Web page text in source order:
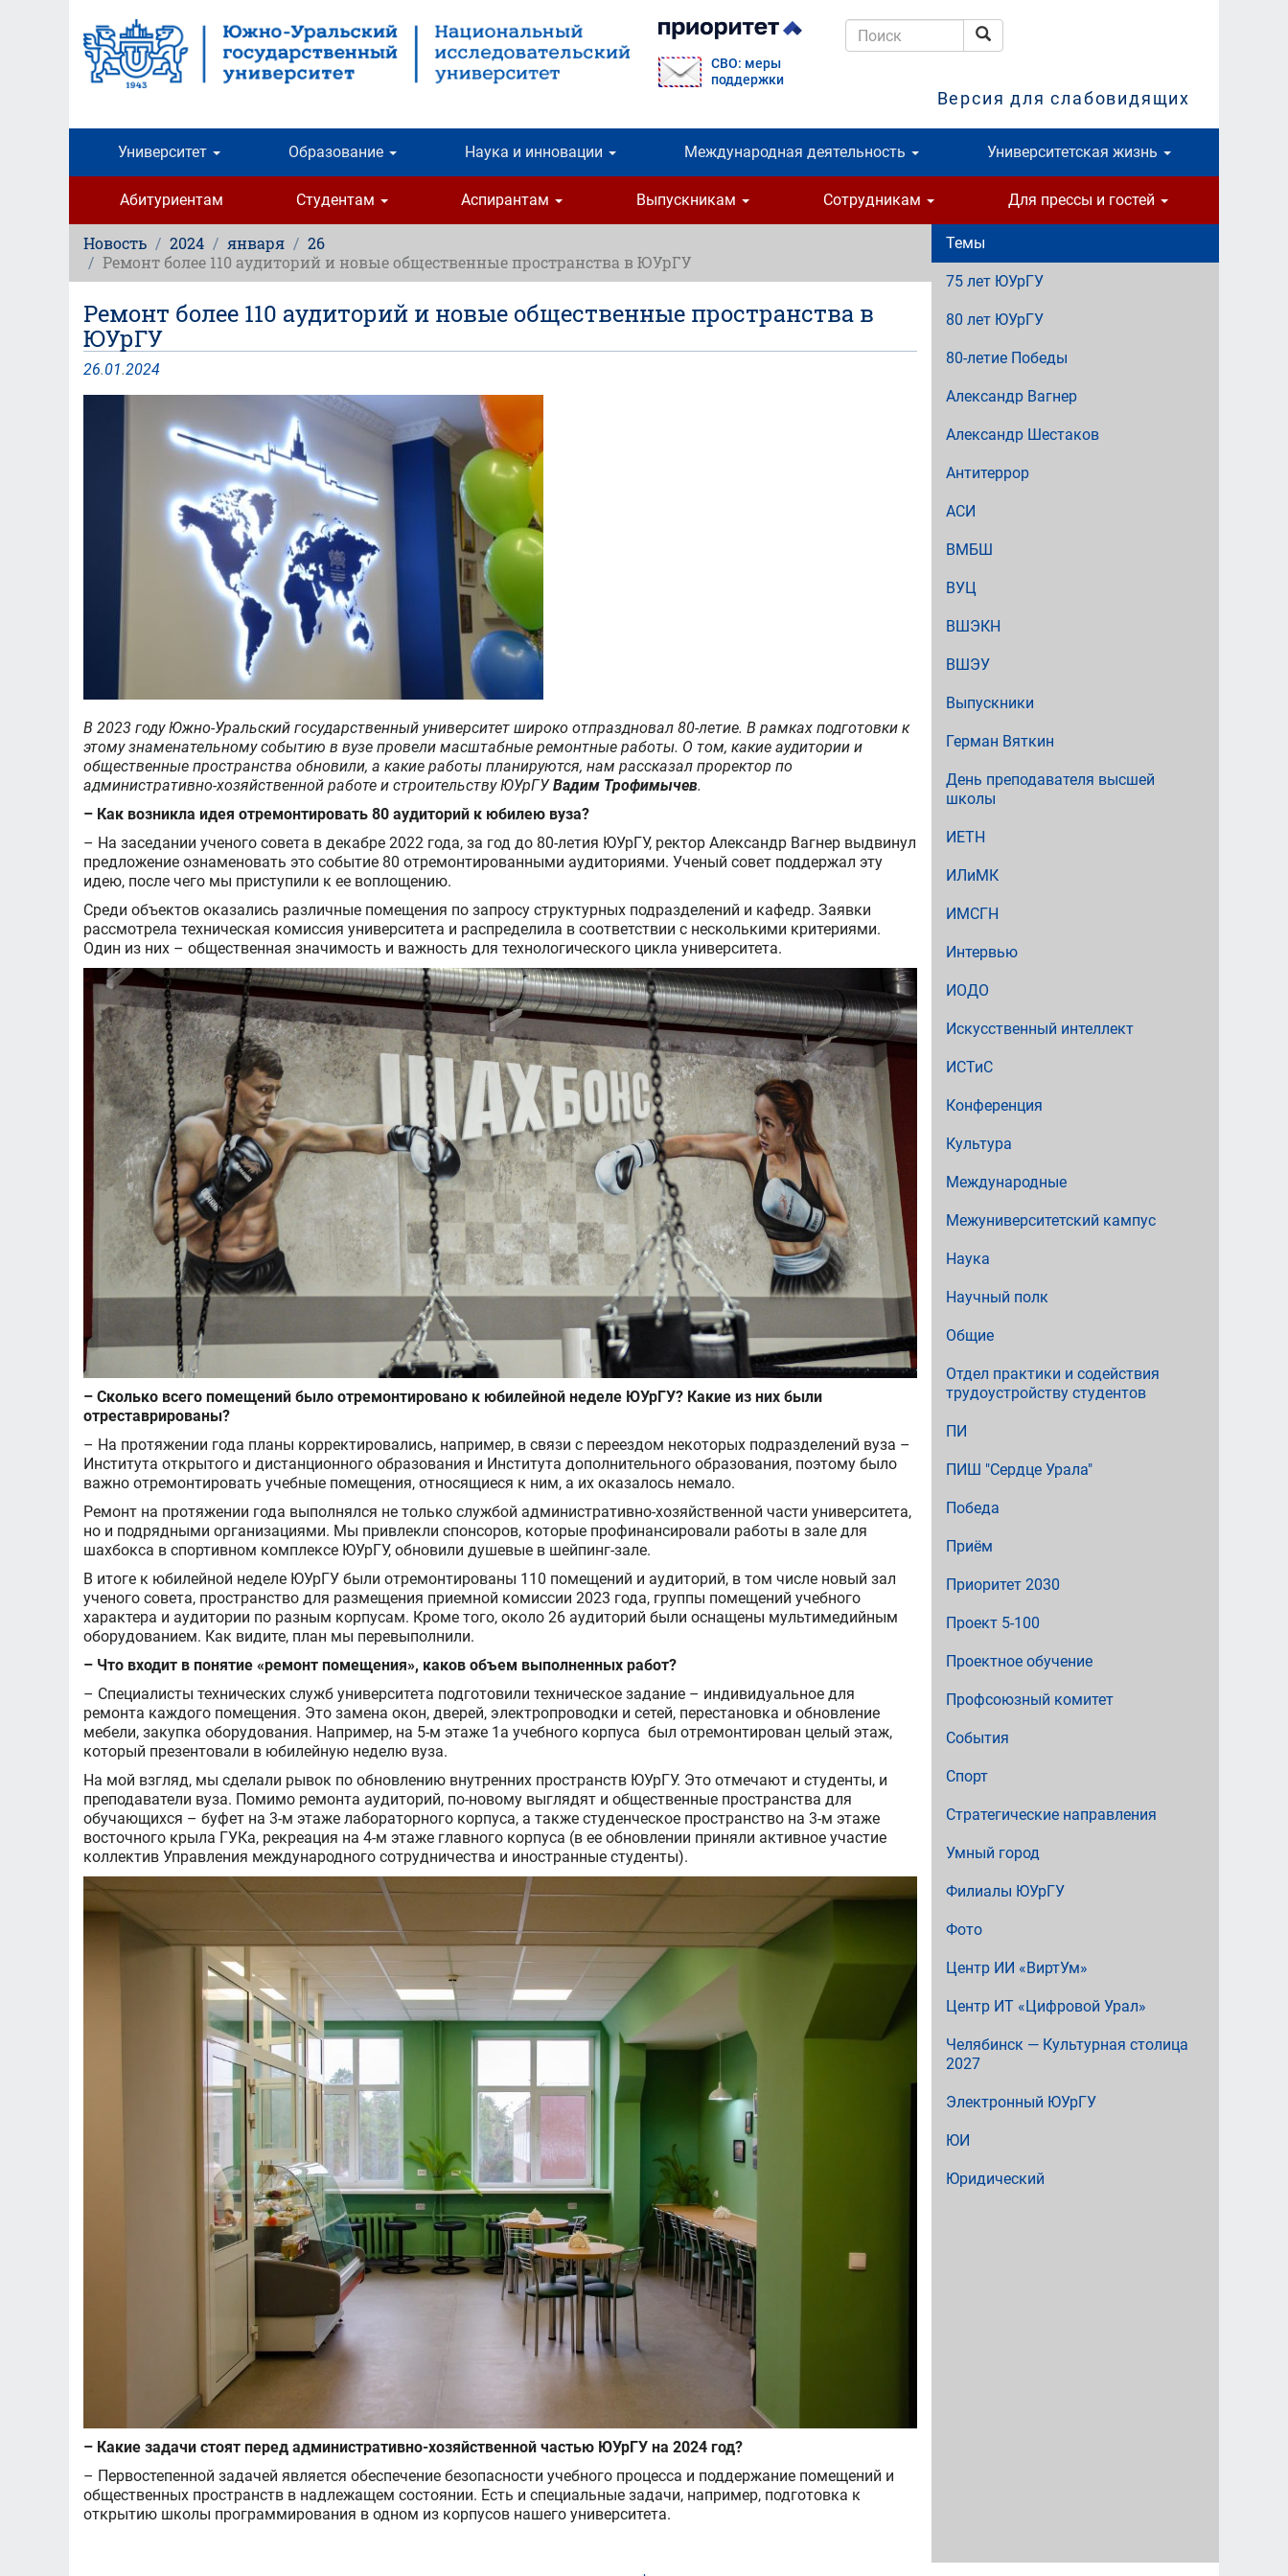
содержанию
СВО: меры
поддержки
Поиск
Версия для слабовидящих
Университет Образование Наука и инновации Международная деятельность Университетская жизнь
Абитуриентам Студентам Аспирантам Выпускникам Сотрудникам Для прессы и гостей
Новость 2024 января
26
Ремонт более 110 аудиторий и новые общественные пространства в ЮУрГУ
Ремонт более 110 аудиторий и новые общественные пространства в
ЮУрГУ
26.01.2024
В 2023 году Южно-Уральский государственный университет широко отпраздновал 80-летие. В рамках подготовки к
этому знаменательному событию в вузе провели масштабные ремонтные работы. О том, какие аудитории и
общественные пространства обновили, а какие работы планируются, нам рассказал проректор по
административно-хозяйственной работе и строительству ЮУрГУВадим Трофимычев.
– Как возникла идея отремонтировать 80 аудиторий к юбилею вуза?
– На заседании ученого совета в декабре 2022 года, за год до 80-летия ЮУрГУ, ректор Александр Вагнер выдвинул
предложение ознаменовать это событие 80 отремонтированными аудиториями. Ученый совет поддержал эту
идею, после чего мы приступили к ее воплощению.
Среди объектов оказались различные помещения по запросу структурных подразделений и кафедр. Заявки
рассмотрела техническая комиссия университета и распределила в соответствии с несколькими критериями.
Один из них – общественная значимость и важность для технологического цикла университета.
– Сколько всего помещений было отремонтировано к юбилейной неделе ЮУрГУ? Какие из них были
отреставрированы?
– На протяжении года планы корректировались, например, в связи с переездом некоторых подразделений вуза –
Института открытого и дистанционного образования и Института дополнительного образования, поэтому было
важно отремонтировать учебные помещения, относящиеся к ним, а их оказалось немало.
Ремонт на протяжении года выполнялся не только службой административно-хозяйственной части университета,
но и подрядными организациями. Мы привлекли спонсоров, которые профинансировали работы в зале для
шахбокса в спортивном комплексе ЮУрГУ, обновили душевые в шейпинг-зале.
В итоге к юбилейной неделе ЮУрГУ были отремонтированы 110 помещений и аудиторий, в том числе новый зал
ученого совета, пространство для размещения приемной комиссии 2023 года, группы помещений учебного
характера и аудитории по разным корпусам. Кроме того, около 26 аудиторий были оснащены мультимедийным
оборудованием. Как видите, план мы перевыполнили.
– Что входит в понятие «ремонт помещения», каков объем выполненных работ?
– Специалисты технических служб университета подготовили техническое задание – индивидуальное для
ремонта каждого помещения. Это замена окон, дверей, электропроводки и сетей, перестановка и обновление
мебели, закупка оборудования. Например, на 5-м этаже 1а учебного корпуса был отремонтирован целый этаж,
который презентовали в юбилейную неделю вуза.
На мой взгляд, мы сделали рывок по обновлению внутренних пространств ЮУрГУ. Это отмечают и студенты, и
преподаватели вуза. Помимо ремонта аудиторий, по-новому выглядят и общественные пространства для
обучающихся – буфет на 3-м этаже лабораторного корпуса, а также студенческое пространство на 3-м этаже
восточного крыла ГУКа, рекреация на 4-м этаже главного корпуса (в ее обновлении приняли активное участие
коллектив Управления международного сотрудничества и иностранные студенты).
– Какие задачи стоят перед административно-хозяйственной частью ЮУрГУ на 2024 год?
– Первостепенной задачей является обеспечение безопасности учебного процесса и поддержание помещений и
общественных пространств в надлежащем состоянии. Есть и специальные задачи, например, подготовка к
открытию школы программирования в одном из корпусов нашего университета.
Темы
75 лет ЮУрГУ
80 лет ЮУрГУ
80-летие Победы
Александр Вагнер
Александр Шестаков
Антитеррор
АСИ
ВМБШ
ВУЦ
ВШЭКН
ВШЭУ
Выпускники
Герман Вяткин
День преподавателя высшей
школы
ИЕТН
ИЛиМК
ИМСГН
Интервью
ИОДО
Искусственный интеллект
ИСТиС
Конференция
Культура
Международные
Межуниверситетский кампус
Наука
Научный полк
Общие
Отдел практики и содействия
трудоустройству студентов
ПИ
ПИШ "Сердце Урала"
Победа
Приём
Приоритет 2030
Проект 5-100
Проектное обучение
Профсоюзный комитет
События
Спорт
Стратегические направления
Умный город
Филиалы ЮУрГУ
Фото
Центр ИИ «ВиртУм»
Центр ИТ «Цифровой Урал»
Челябинск — Культурная столица
2027
Электронный ЮУрГУ
ЮИ
Юридический